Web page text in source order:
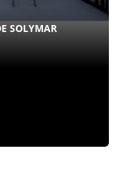
SOLYMAR